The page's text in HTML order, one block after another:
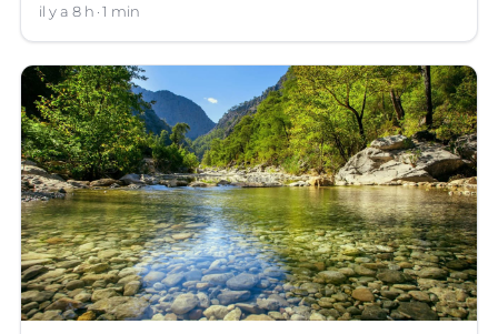
Jusqu’à quand ?
il y a 8 h 1 min